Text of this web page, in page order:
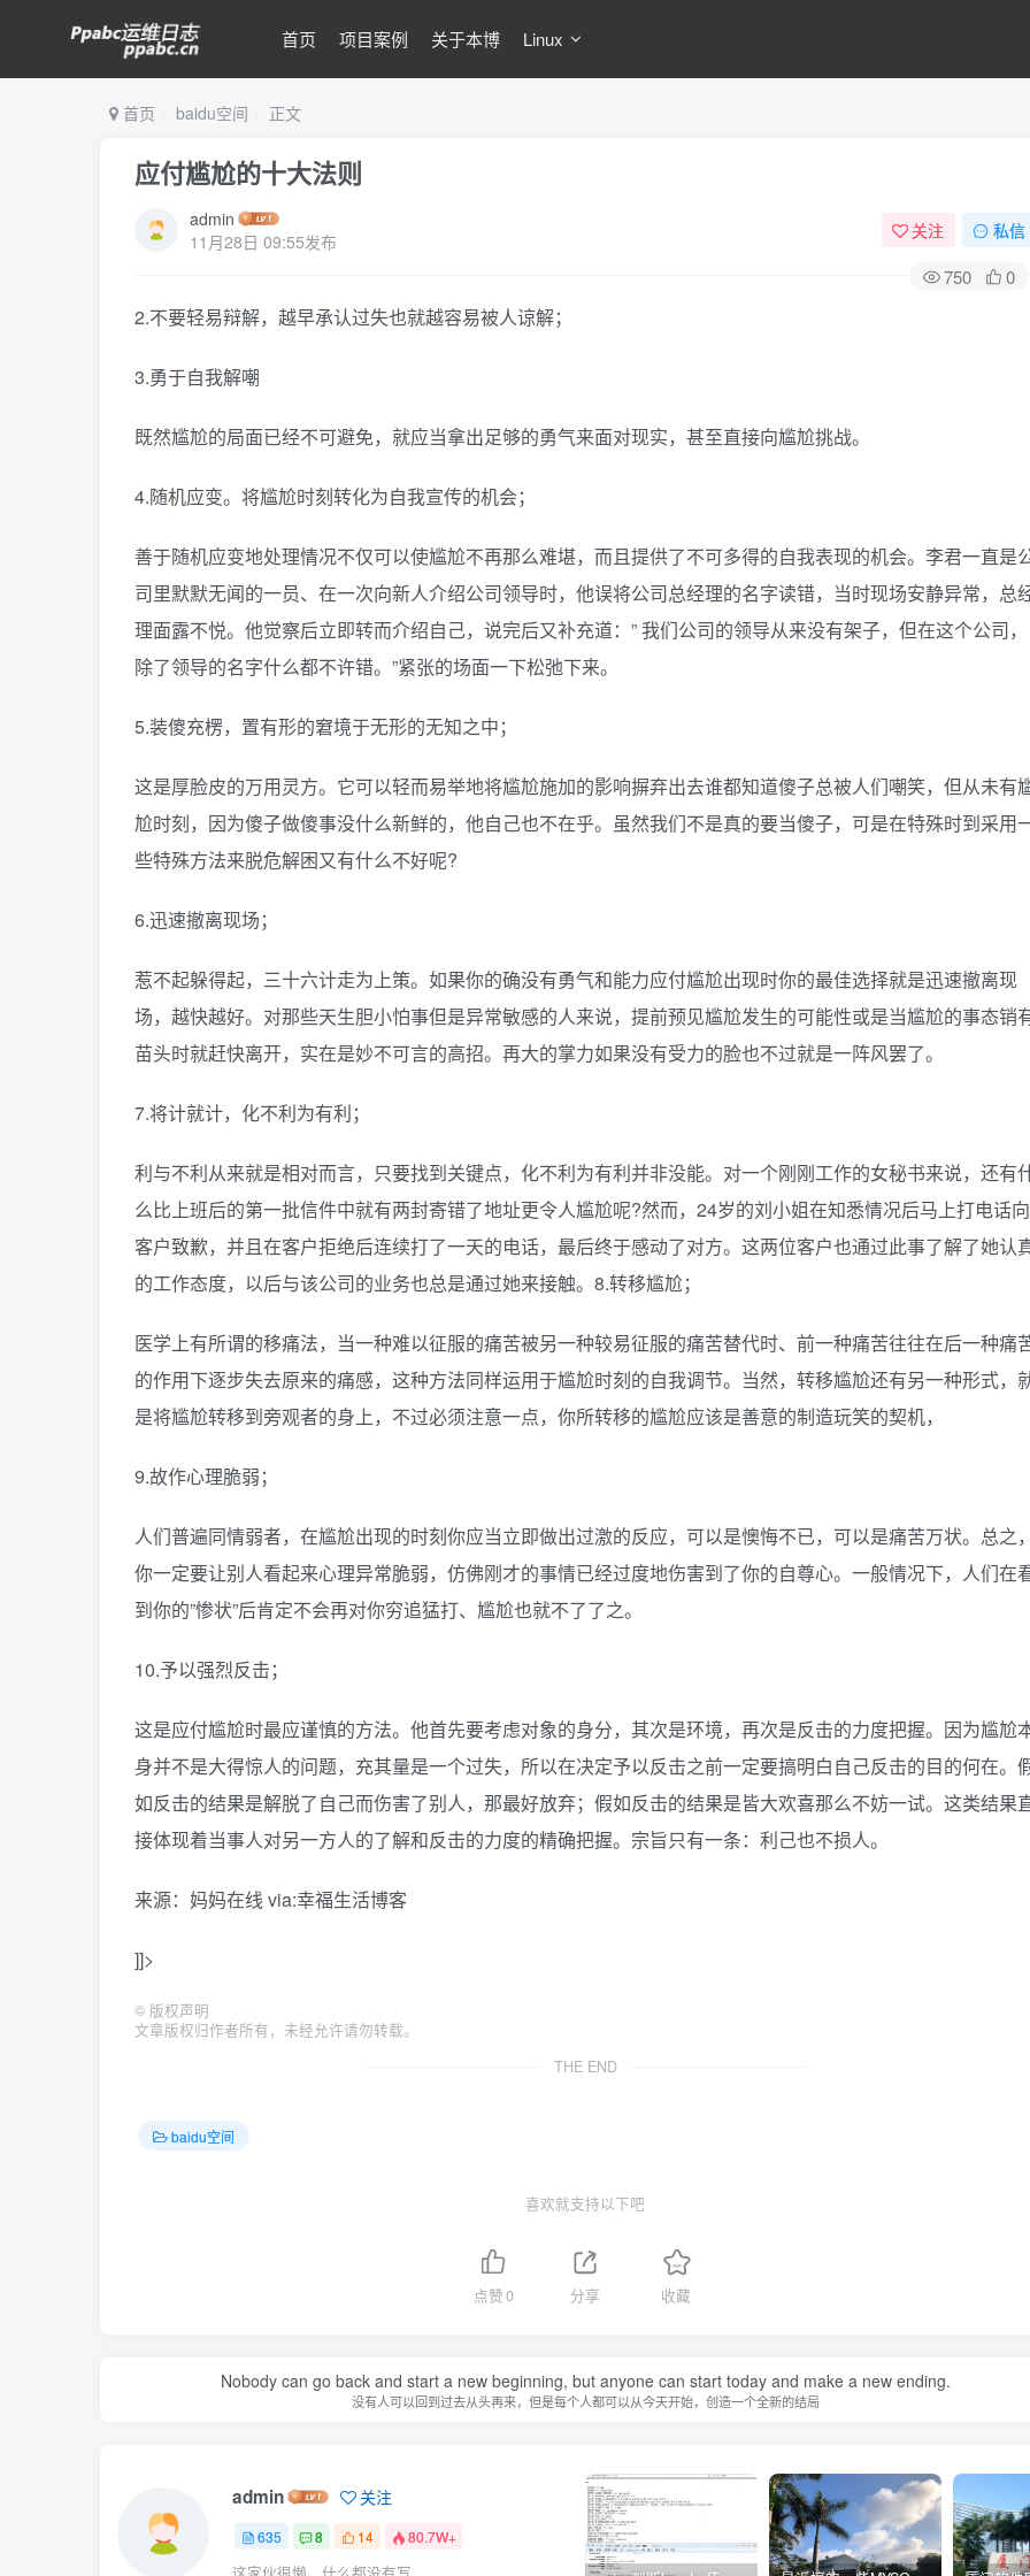
首页 项目案例 关于本博 Linux
首页 baidu空间 正文
应付尴尬的十大法则
admin
11月28日 09:55发布
关注 私信
750 0
2.不要轻易辩解，越早承认过失也就越容易被人谅解；
3.勇于自我解嘲
既然尴尬的局面已经不可避免，就应当拿出足够的勇气来面对现实，甚至直接向尴尬挑战。
4.随机应变。将尴尬时刻转化为自我宣传的机会；
善于随机应变地处理情况不仅可以使尴尬不再那么难堪，而且提供了不可多得的自我表现的机会。李君一直是
司里默默无闻的一员、在一次向新人介绍公司领导时，他误将公司总经理的名字读错，当时现场安静异常，总
理面露不悦。他觉察后立即转而介绍自己，说完后又补充道：” 我们公司的领导从来没有架子，但在这个公司，
除了领导的名字什么都不许错。”紧张的场面一下松弛下来。
5.装傻充楞，置有形的窘境于无形的无知之中；
这是厚脸皮的万用灵方。它可以轻而易举地将尴尬施加的影响摒弃出去谁都知道傻子总被人们嘲笑，但从未有
尬时刻，因为傻子做傻事没什么新鲜的，他自己也不在乎。虽然我们不是真的要当傻子，可是在特殊时到采用
些特殊方法来脱危解困又有什么不好呢?
6.迅速撤离现场；
惹不起躲得起，三十六计走为上策。如果你的确没有勇气和能力应付尴尬出现时你的最佳选择就是迅速撤离现
场，越快越好。对那些天生胆小怕事但是异常敏感的人来说，提前预见尴尬发生的可能性或是当尴尬的事态销
苗头时就赶快离开，实在是妙不可言的高招。再大的掌力如果没有受力的脸也不过就是一阵风罢了。
7.将计就计，化不利为有利；
利与不利从来就是相对而言，只要找到关键点，化不利为有利并非没能。对一个刚刚工作的女秘书来说，还有
么比上班后的第一批信件中就有两封寄错了地址更令人尴尬呢?然而，24岁的刘小姐在知悉情况后马上打电话向
客户致歉，并且在客户拒绝后连续打了一天的电话，最后终于感动了对方。这两位客户也通过此事了解了她认
的工作态度，以后与该公司的业务也总是通过她来接触。8.转移尴尬；
医学上有所谓的移痛法，当一种难以征服的痛苦被另一种较易征服的痛苦替代时、前一种痛苦往往在后一种痛
的作用下逐步失去原来的痛感，这种方法同样运用于尴尬时刻的自我调节。当然，转移尴尬还有另一种形式，
是将尴尬转移到旁观者的身上，不过必须注意一点，你所转移的尴尬应该是善意的制造玩笑的契机，
9.故作心理脆弱；
人们普遍同情弱者，在尴尬出现的时刻你应当立即做出过激的反应，可以是懊悔不已，可以是痛苦万状。总之，
你一定要让别人看起来心理异常脆弱，仿佛刚才的事情已经过度地伤害到了你的自尊心。一般情况下，人们在
到你的”惨状”后肯定不会再对你穷追猛打、尴尬也就不了了之。
10.予以强烈反击；
这是应付尴尬时最应谨慎的方法。他首先要考虑对象的身分，其次是环境，再次是反击的力度把握。因为尴尬
身并不是大得惊人的问题，充其量是一个过失，所以在决定予以反击之前一定要搞明白自己反击的目的何在。
如反击的结果是解脱了自己而伤害了别人，那最好放弃；假如反击的结果是皆大欢喜那么不妨一试。这类结果
接体现着当事人对另一方人的了解和反击的力度的精确把握。宗旨只有一条：利己也不损人。
来源：妈妈在线 via:幸福生活博客
]]>
© 版权声明
文章版权归作者所有，未经允许请勿转载。
THE END
baidu空间
喜欢就支持以下吧
点赞0 分享 收藏
Nobody can go back and start a new beginning, but anyone can start today and make a new ending.
没有人可以回到过去从头再来，但是每个人都可以从今天开始，创造一个全新的结局
admin 关注
635 8 14 80.7W+